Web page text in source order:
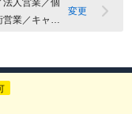
人営業／個
営業／キャリ
種未経験歓
変更